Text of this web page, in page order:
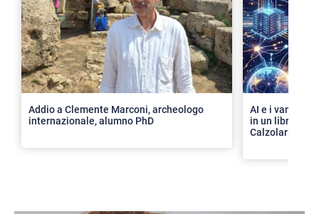
Addio a Clemente Marconi, archeologo
internazionale, alumno PhD
AI e i vantaggi
in un libro con
Calzolari
>